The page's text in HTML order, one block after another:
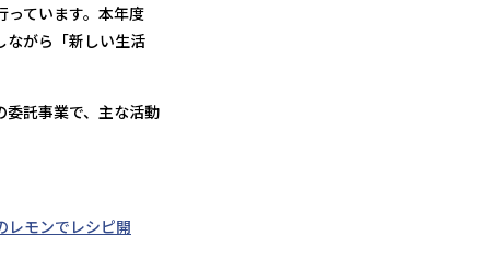
っています。本年度
ながら「新しい生活
託事業で、主な活動
レモンでレシピ開